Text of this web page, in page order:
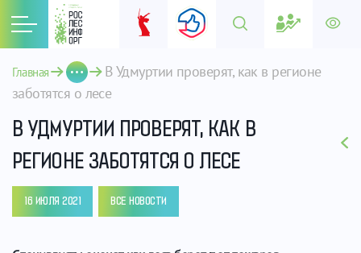
Главная
В Удмуртии проверят, как в регионе
заботятся о лесе
В УДМУРТИИ ПРОВЕРЯТ, КАК В
РЕГИОНЕ ЗАБОТЯТСЯ О ЛЕСЕ
16 ИЮЛЯ 2021 ВСЕ НОВОСТИ